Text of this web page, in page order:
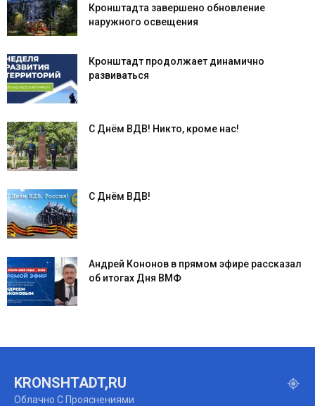
Кронштадта завершено обновление
наружного освещения
Кронштадт продолжает динамично
развиваться
С Днём ВДВ! Никто, кроме нас!
С Днём ВДВ!
Андрей Кононов в прямом эфире рассказал
об итогах Дня ВМФ
KRONSHTADT,RU
Облачно С Прояснениями